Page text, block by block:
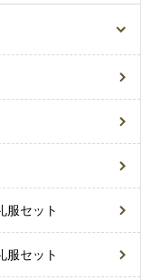
服セット
服セット